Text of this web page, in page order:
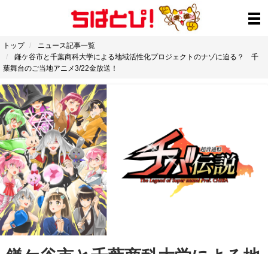
トップ
ニュース記事一覧
鎌ケ谷市と千葉商科大学による地域活性化プロジェクトのナゾに迫る？ 千
葉舞台のご当地アニメ3/22金放送！